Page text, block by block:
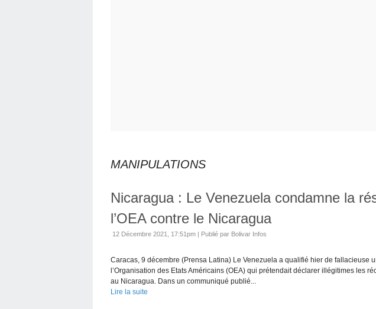
MANIPULATIONS
Nicaragua : Le Venezuela condamne la
l’OEA contre le Nicaragua
12 Décembre 2021, 17:51pm | Publié par Bolivar Infos
Caracas, 9 décembre (Prensa Latina) Le Venezuela a qualifié hier de fallacieuse
l’Organisation des Etats Américains (OEA) qui prétendait déclarer illégitimes les
au Nicaragua. Dans un communiqué publié...
Lire la suite